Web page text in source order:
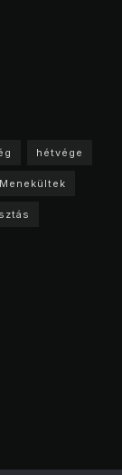
hétvége
Menekültek